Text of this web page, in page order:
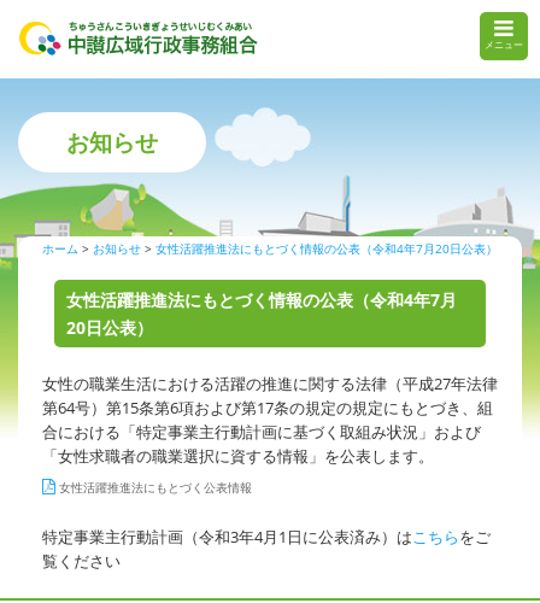
メニュー
お知らせ
ホーム お知らせ 女性活躍推進法にもとづく情報の公表（令和4年7月20日公表）
女性活躍推進法にもとづく情報の公表（令和4年7月
20日公表）
女性の職業生活における活躍の推進に関する法律（平成27年法律
第64号）第15条第6項および第17条の規定の規定にもとづき、組
合における「特定事業主行動計画に基づく取組み状況」および
「女性求職者の職業選択に資する情報」を公表します。
女性活躍推進法にもとづく公表情報
特定事業主行動計画（令和3年4月1日に公表済み）はこちらをご
覧ください